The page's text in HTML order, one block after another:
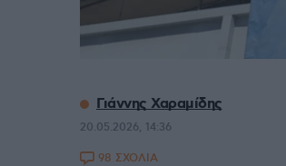
Γιάννης Χαραμίδης
20.05.2026, 14:36
98 ΣΧΟΛΙΑ